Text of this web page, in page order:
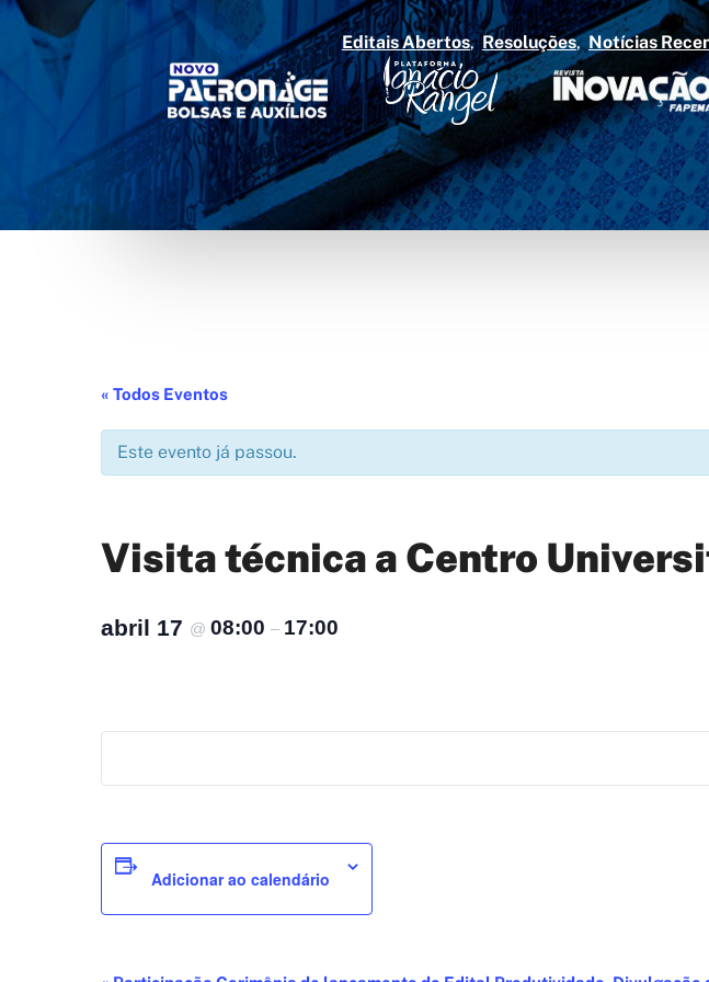
Editais Abertos Resoluções Notícias
« Todos Eventos
Este evento já passou.
Visita técnica a Centro
abril 17 @ 08:00 – 17:00
Adicionar ao calendário